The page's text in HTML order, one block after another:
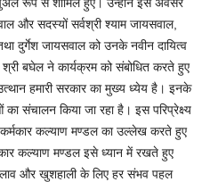
और सदस्यों सर्वश्री श्याम जायसवाल,
दुर्गेश जायसवाल को उनके नवीन दायित्व
बघेल ने कार्यक्रम को संबोधित करते हुए
हमारी सरकार का मुख्य ध्येय है। इनके
संचालन किया जा रहा है। इस परिप्रेक्ष्य
कर्मकार कल्याण मण्डल का उल्लेख करते हुए
कल्याण मण्डल इसे ध्यान में रखते हुए
और खुशहाली के लिए हर संभव पहल